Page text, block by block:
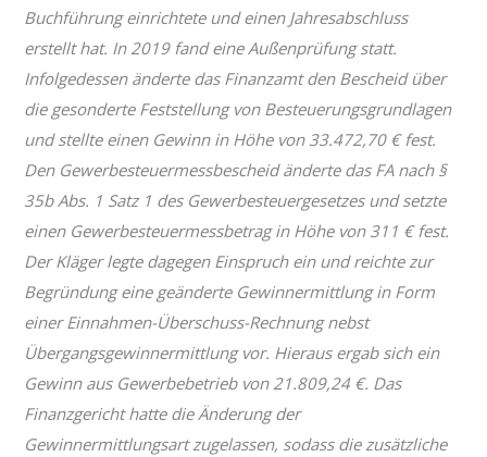
Buchführung einrichtete und einen Jahresabschluss
erstellt hat. In 2019 fand eine Außenprüfung statt.
Infolgedessen änderte das Finanzamt den Bescheid über
die gesonderte Feststellung von Besteuerungsgrundlagen
und stellte einen Gewinn in Höhe von 33.472,70 € fest.
Den Gewerbesteuermessbescheid änderte das FA nach §
35b Abs. 1 Satz 1 des Gewerbesteuergesetzes und setzte
einen Gewerbesteuermessbetrag in Höhe von 311 € fest.
Der Kläger legte dagegen Einspruch ein und reichte zur
Begründung eine geänderte Gewinnermittlung in Form
einer Einnahmen-Überschuss-Rechnung nebst
Übergangsgewinnermittlung vor. Hieraus ergab sich ein
Gewinn aus Gewerbebetrieb von 21.809,24 €. Das
Finanzgericht hatte die Änderung der
Gewinnermittlungsart zugelassen, sodass die zusätzliche